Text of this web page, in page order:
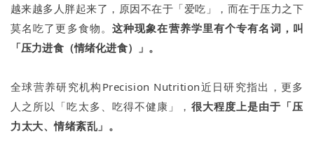
越来越多人胖起来了，原因不在于「爱吃」，而在于压力之下
莫名吃了更多食物。这种现象在营养学里有个专有名词，叫
「压力进食（情绪化进食）」。
全球营养研究机构Precision Nutrition近日研究指出，更多
人之所以「吃太多、吃得不健康」， 很大程度上是由于「压
力太大、情绪紊乱」。